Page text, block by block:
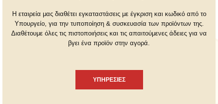
Η εταιρεία μας διαθέτει εγκαταστάσεις με έγκριση και κωδικό από το
Υπουργείο, για την τυποποίηση & συσκευασία των προϊόντων της.
Διαθέτουμε όλες τις πιστοποιήσεις και τις απαιτούμενες άδειες για να
βγει ένα προϊόν στην αγορά.
ΥΠΗΡΕΣΙΕΣ